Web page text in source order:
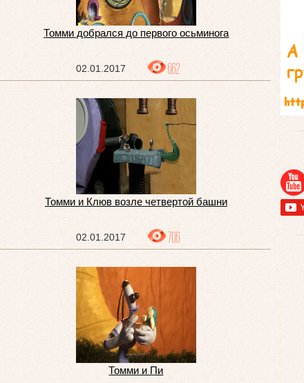
Томми добрался до первого осьминога
02.01.2017 662
Томми и Клюв возле четвертой башни
02.01.2017 706
Томми и Пи